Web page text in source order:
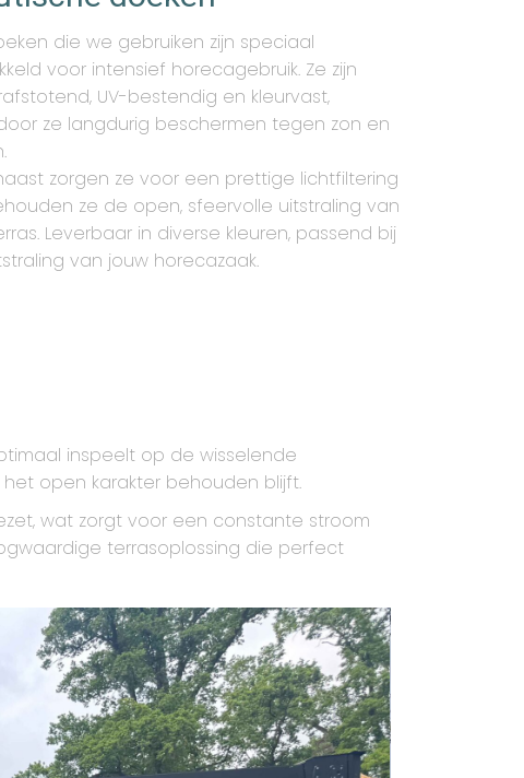
die we gebruiken zijn speciaal
voor intensief horecagebruik. Ze zijn
UV-bestendig en kleurvast,
ze langdurig beschermen tegen zon en
zorgen ze voor een prettige lichtfiltering
ze de open, sfeervolle uitstraling van
Leverbaar in diverse kleuren, passend bij
van jouw horecazaak.
inspeelt op de wisselende
open karakter behouden blijft.
wat zorgt voor een constante stroom
terrasoplossing die perfect